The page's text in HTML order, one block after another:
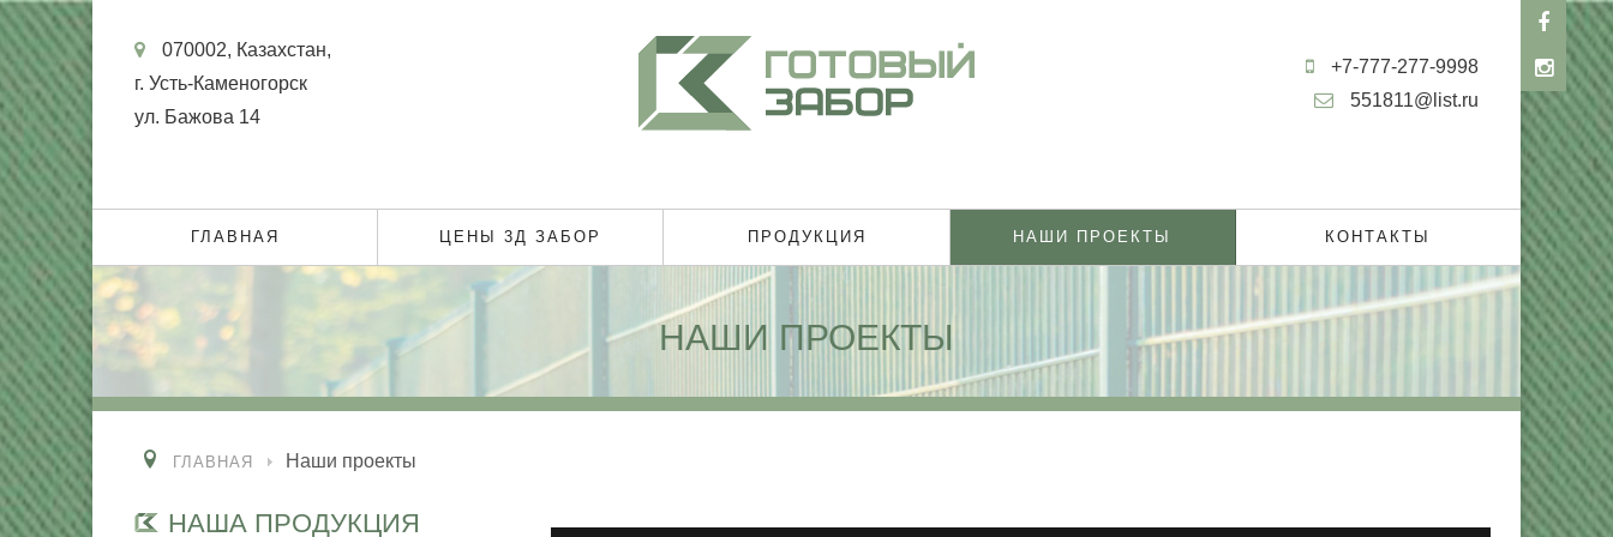
070002, Казахстан,
г. Усть-Каменогорск
ул. Бажова 14
+7-777-277-9998
551811@list.ru
ГЛАВНАЯ ЦЕНЫ 3Д ЗАБОР ПРОДУКЦИЯ НАШИ ПРОЕКТЫ КОНТАКТЫ
НАШИ ПРОЕКТЫ
ГЛАВНАЯ Наши проекты
НАША ПРОДУКЦИЯ